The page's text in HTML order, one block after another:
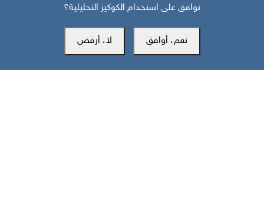
المكتب الرئيسي
توافق على استخدام الكوكيز التحليلية؟
نعم، أوافق لا، أرفض